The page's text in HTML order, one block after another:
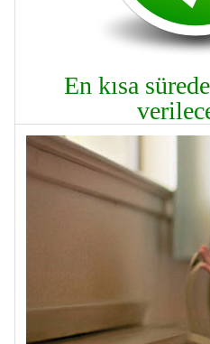
En kısa